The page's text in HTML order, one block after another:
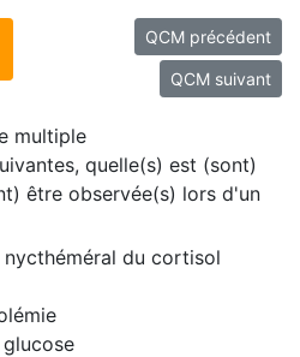
QCM précédent
QCM suivant
multiple
quelle(s) est (sont)
être observée(s) lors d'un
du cortisol